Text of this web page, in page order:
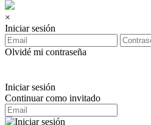
×
Iniciar sesión
Olvidé mi contraseña
Iniciar sesión
Continuar como invitado